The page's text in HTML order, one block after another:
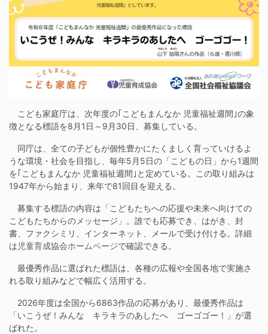
こども家庭庁は、次年度の｢こどもまんなか 児童福祉週間｣の象
徴となる標語を8月1日～9月30日、募集している。
同庁は、全ての子どもが個性豊かにたくましく育っていけるよ
うな環境・社会を目指し、毎年5月5日の「こどもの日」から1週間
を｢こどもまんなか 児童福祉週間｣と定めている。この取り組みは
1947年から始まり、来年で81回目を迎える。
募集する標語の内容は「こどもたちへの応援や未来へ向けての
こどもたちからのメッセージ」。誰でも応募でき、はがき、封
書、ファクシミリ、インターネット、メールで受け付ける。詳細
は児童育成協会ホームページで確認できる。
最優秀作品に選ばれた標語は、各種の広報や全国各地で実施さ
れる取り組みなどで幅広く活用する。
2026年度は全国から6863作品の応募があり、最優秀作品は
「いこうぜ！みんな キラキラのあしたへ ゴーゴゴー！」が選
ばれた。